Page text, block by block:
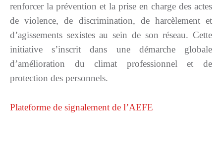
renforcer la prévention et la prise en charge des actes
de violence, de discrimination, de harcèlement et
d’agissements sexistes au sein de son réseau. Cette
initiative s’inscrit dans une démarche globale
d’amélioration du climat professionnel et de
protection des personnels.
Plateforme de signalement de l’AEFE